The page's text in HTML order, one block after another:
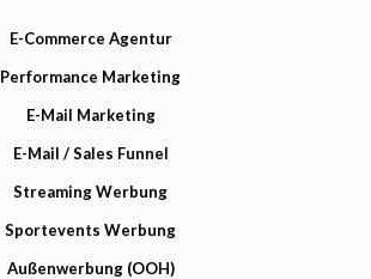
E-Commerce Agentur
Performance Marketing
E-Mail Marketing
E-Mail / Sales Funnel
Streaming Werbung
Sportevents Werbung
Außenwerbung (OOH)